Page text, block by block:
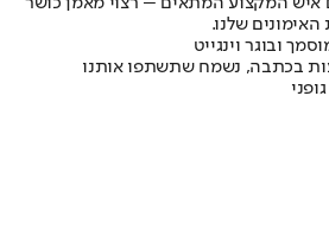
שלנו.
ובוגר וינגייט
בכתבה, נשמח שתשתפו אותנו